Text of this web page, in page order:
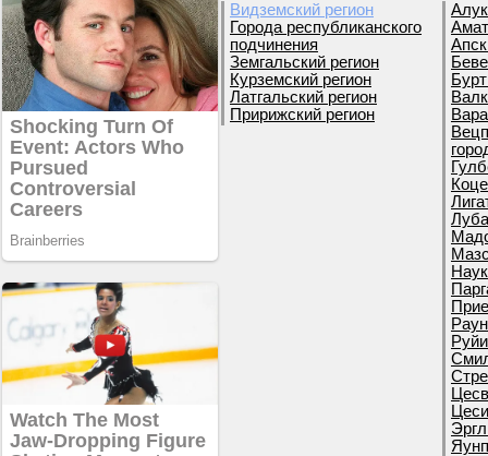
Видземский регион
Города республиканского
подчинения
Земгальский регион
Курземский регион
Латгальский регион
Пририжский регион